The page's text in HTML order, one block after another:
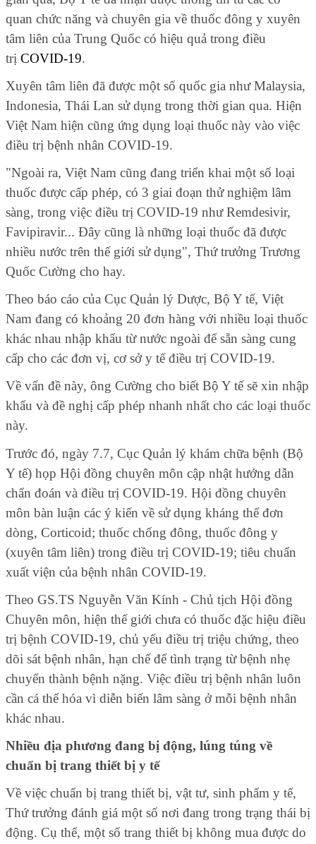
quan chức năng và chuyên gia về thuốc đông y xuyên
tâm liên của Trung Quốc có hiệu quả trong điều
trị COVID-19.
Xuyên tâm liên đã được một số quốc gia như Malaysia,
Indonesia, Thái Lan sử dụng trong thời gian qua. Hiện
Việt Nam hiện cũng ứng dụng loại thuốc này vào việc
điều trị bệnh nhân COVID-19.
"Ngoài ra, Việt Nam cũng đang triển khai một số loại
thuốc được cấp phép, có 3 giai đoạn thử nghiệm lâm
sàng, trong việc điều trị COVID-19 như Remdesivir,
Favipiravir... Đây cũng là những loại thuốc đã được
nhiều nước trên thế giới sử dụng", Thứ trưởng Trương
Quốc Cường cho hay.
Theo báo cáo của Cục Quản lý Dược, Bộ Y tế, Việt
Nam đang có khoảng 20 đơn hàng với nhiều loại thuốc
khác nhau nhập khẩu từ nước ngoài để sẵn sàng cung
cấp cho các đơn vị, cơ sở y tế điều trị COVID-19.
Về vấn đề này, ông Cường cho biết Bộ Y tế sẽ xin nhập
khẩu và đề nghị cấp phép nhanh nhất cho các loại thuốc
này.
Trước đó, ngày 7.7, Cục Quản lý khám chữa bệnh (Bộ
Y tế) họp Hội đồng chuyên môn cập nhật hướng dẫn
chẩn đoán và điều trị COVID-19. Hội đồng chuyên
môn bàn luận các ý kiến về sử dụng kháng thể đơn
dòng, Corticoid; thuốc chống đông, thuốc đông y
(xuyên tâm liên) trong điều trị COVID-19; tiêu chuẩn
xuất viện của bệnh nhân COVID-19.
Theo GS.TS Nguyễn Văn Kính - Chủ tịch Hội đồng
Chuyên môn, hiện thế giới chưa có thuốc đặc hiệu điều
trị bệnh COVID-19, chủ yếu điều trị triệu chứng, theo
dõi sát bệnh nhân, hạn chế để tình trạng từ bệnh nhẹ
chuyển thành bệnh nặng. Việc điều trị bệnh nhân luôn
cần cá thể hóa vì diễn biến lâm sàng ở mỗi bệnh nhân
khác nhau.
Nhiều địa phương đang bị động, lúng túng về
chuẩn bị trang thiết bị y tế
Về việc chuẩn bị trang thiết bị, vật tư, sinh phẩm y tế,
Thứ trưởng đánh giá một số nơi đang trong trạng thái bị
động. Cụ thể, một số trang thiết bị không mua được do